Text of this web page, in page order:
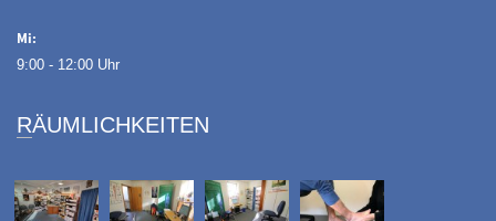
Mi:
9:00 - 12:00 Uhr
RÄUMLICHKEITEN